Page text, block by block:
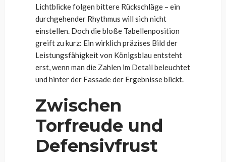
Lichtblicke folgen bittere Rückschläge – ein
durchgehender Rhythmus will sich nicht
einstellen. Doch die bloße Tabellenposition
greift zu kurz: Ein wirklich präzises Bild der
Leistungsfähigkeit von Königsblau entsteht
erst, wenn man die Zahlen im Detail beleuchtet
und hinter der Fassade der Ergebnisse blickt.
Zwischen
Torfreude und
Defensivfrust